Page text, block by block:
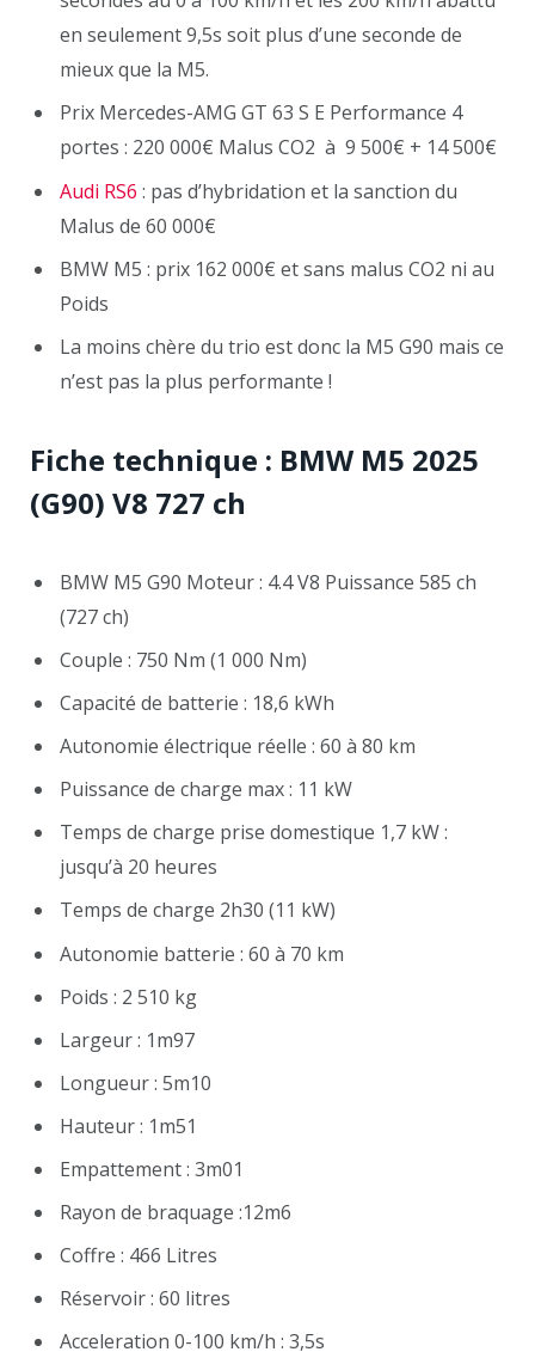
en seulement 9,5s soit plus d’une seconde de
mieux que la M5.
Prix Mercedes-AMG GT 63 S E Performance 4
portes : 220 000€ Malus CO2 à 9 500€ + 14 500€
Audi RS6 : pas d’hybridation et la sanction du
Malus de 60 000€
BMW M5 : prix 162 000€ et sans malus CO2 ni au
Poids
La moins chère du trio est donc la M5 G90 mais ce
n’est pas la plus performante !
Fiche technique : BMW M5 2025
(G90) V8 727 ch
BMW M5 G90 Moteur : 4.4 V8 Puissance 585 ch
(727 ch)
Couple : 750 Nm (1 000 Nm)
Capacité de batterie : 18,6 kWh
Autonomie électrique réelle : 60 à 80 km
Puissance de charge max : 11 kW
Temps de charge prise domestique 1,7 kW :
jusqu’à 20 heures
Temps de charge 2h30 (11 kW)
Autonomie batterie : 60 à 70 km
Poids : 2 510 kg
Largeur : 1m97
Longueur : 5m10
Hauteur : 1m51
Empattement : 3m01
Rayon de braquage :12m6
Coffre : 466 Litres
Réservoir : 60 litres
Acceleration 0-100 km/h : 3,5s